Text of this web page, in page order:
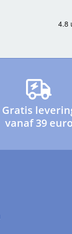
Gratis
vanaf 39 euro